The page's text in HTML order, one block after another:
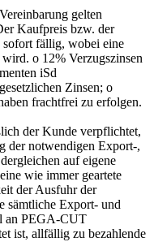
gelten
Kaufpreis bzw. der
fällig, wobei eine
o 12% Verzugszinsen
iSd
Zinsen; o
frachtfrei zu erfolgen.
der Kunde verpflichtet,
der notwendigen Export-,
auf eigene
wie immer geartete
der Ausfuhr der
sämtliche Export- und
an PEGA-CUT
ist, allfällig zu bezahlende